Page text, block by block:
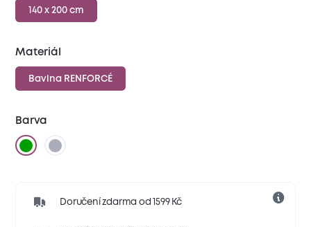
140 x 200 cm
Materiál
Bavlna RENFORCÉ
Barva
Doručení zdarma od 1599 Kč